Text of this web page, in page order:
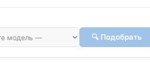
🔍 Подобрать